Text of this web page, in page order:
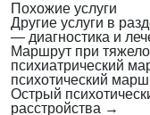
Похожие услуги
Другие услуги в
— диагностика и
Маршрут при
психиатрический
психотический
Острый
расстройства →